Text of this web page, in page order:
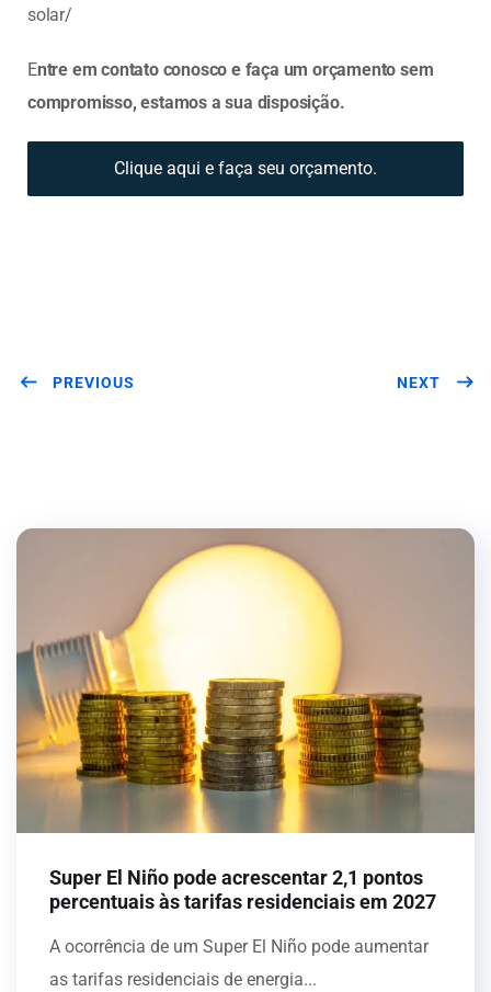
solar/
Entre em contato conosco e faça um orçamento sem
compromisso, estamos a sua disposição.
Clique aqui e faça seu orçamento.
PREVIOUS NEXT
Super El Niño pode acrescentar 2,1 pontos
percentuais às tarifas residenciais em 2027
A ocorrência de um Super El Niño pode aumentar
as tarifas residenciais de energia...